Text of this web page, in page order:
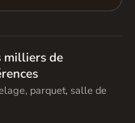
milliers de
parquet, salle de